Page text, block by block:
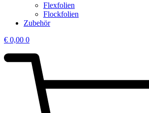
Flexfolien
Flockfolien
Zubehör
€ 0,00 0